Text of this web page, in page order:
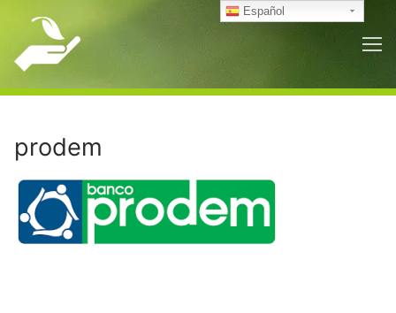
contenido
prodem
Español